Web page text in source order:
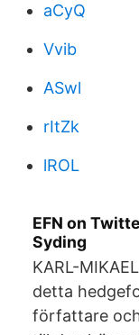
aCyQ
Vvib
ASwl
rItZk
lROL
EFN on
Syding
KARL-
detta
författare